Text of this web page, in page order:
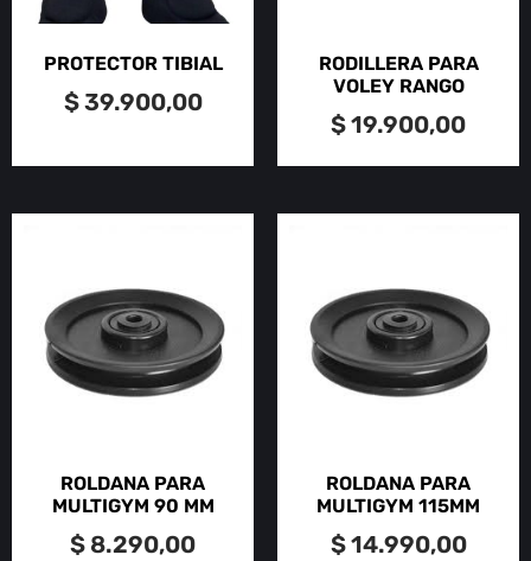
PROTECTOR TIBIAL
$39.900,00
RODILLERA PARA
VOLEY RANGO
$19.900,00
ROLDANA PARA
MULTIGYM 90 MM
$ 8.290,00
ROLDANA PARA
MULTIGYM 115MM
$14.990,00